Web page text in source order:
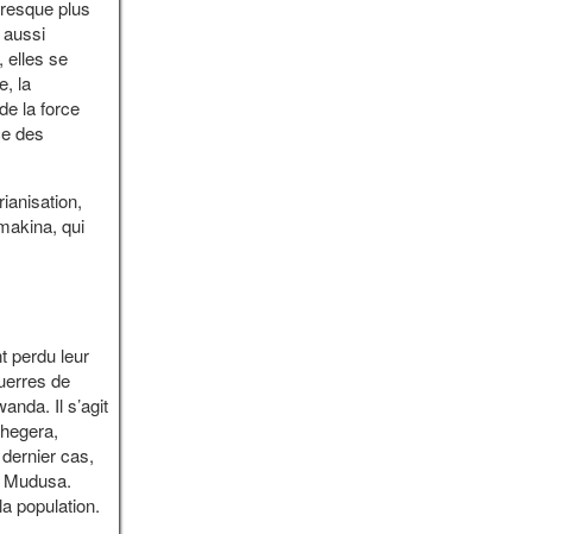
plus
elles se
la
la force
des
qui
perdu leur
de
Il s’agit
cas,
population.